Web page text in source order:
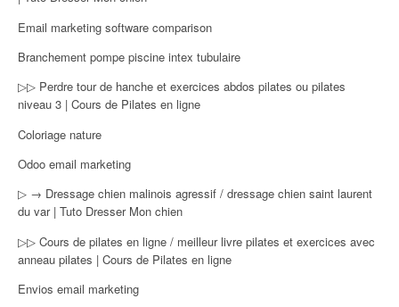
Email marketing software comparison
Branchement pompe piscine intex tubulaire
▷▷ Perdre tour de hanche et exercices abdos pilates ou pilates
niveau 3 | Cours de Pilates en ligne
Coloriage nature
Odoo email marketing
▷ → Dressage chien malinois agressif / dressage chien saint laurent
du var | Tuto Dresser Mon chien
▷▷ Cours de pilates en ligne / meilleur livre pilates et exercices avec
anneau pilates | Cours de Pilates en ligne
Envios email marketing